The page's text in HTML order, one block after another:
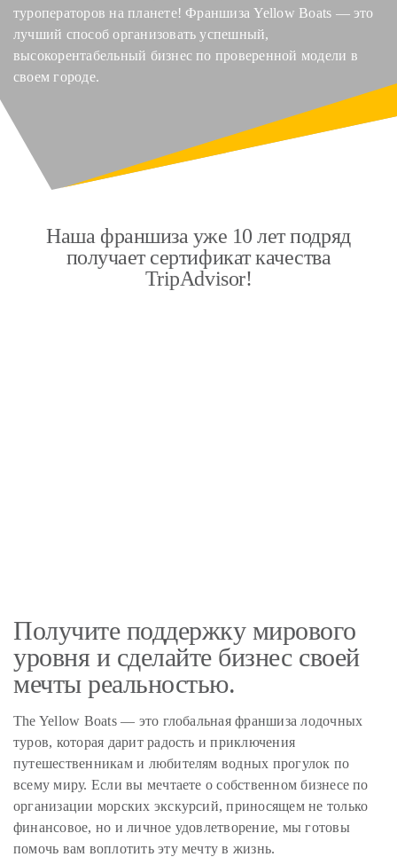
туроператоров на планете! Франшиза Yellow Boats — это
лучший способ организовать успешный,
высокорентабельный бизнес по проверенной модели в
своем городе.
Наша франшиза уже 10 лет подряд
получает сертификат качества
TripAdvisor!
Получите поддержку мирового
уровня и сделайте бизнес своей
мечты реальностью.
The Yellow Boats — это глобальная франшиза лодочных
туров, которая дарит радость и приключения
путешественникам и любителям водных прогулок по
всему миру. Если вы мечтаете о собственном бизнесе по
организации морских экскурсий, приносящем не только
финансовое, но и личное удовлетворение, мы готовы
помочь вам воплотить эту мечту в жизнь.